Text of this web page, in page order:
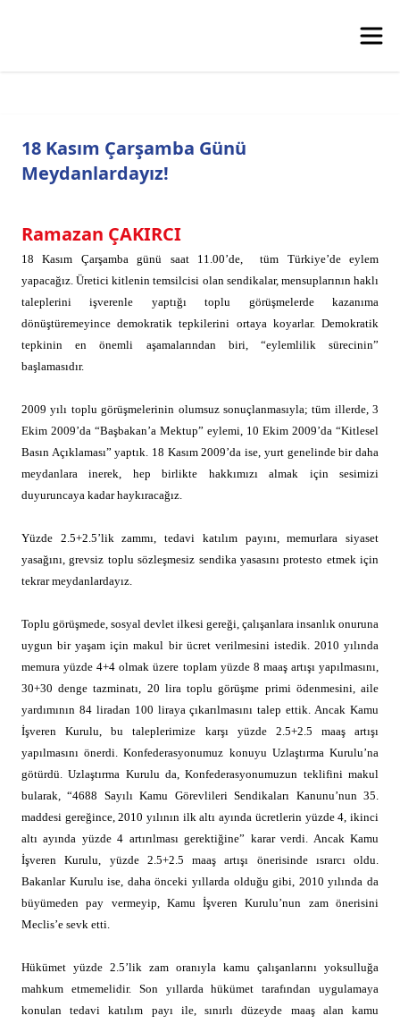
18 Kasım Çarşamba Günü
Meydanlardayız!
Ramazan ÇAKIRCI
18 Kasım Çarşamba günü saat 11.00’de,
tüm Türkiye’de eylem
yapacağız. Üretici kitlenin temsilcisi olan sendikalar, mensuplarının haklı
taleplerini işverenle yaptığı toplu görüşmelerde kazanıma
dönüştüremeyince demokratik tepkilerini ortaya koyarlar. Demokratik
tepkinin en önemli aşamalarından biri, “eylemlilik sürecinin”
başlamasıdır.
2009 yılı toplu görüşmelerinin olumsuz sonuçlanmasıyla; tüm illerde, 3
Ekim 2009’da “Başbakan’a Mektup” eylemi, 10 Ekim 2009’da “Kitlesel
Basın Açıklaması” yaptık. 18 Kasım 2009’da ise, yurt genelinde bir daha
meydanlara inerek, hep birlikte hakkımızı almak için sesimizi
duyuruncaya kadar haykıracağız.
Yüzde 2.5+2.5’lik zammı, tedavi katılım payını, memurlara siyaset
yasağını, grevsiz toplu sözleşmesiz sendika yasasını protesto etmek için
tekrar meydanlardayız.
Toplu görüşmede, sosyal devlet ilkesi gereği, çalışanlara insanlık onuruna
uygun bir yaşam için makul bir ücret verilmesini istedik. 2010 yılında
memura yüzde 4+4 olmak üzere toplam yüzde 8 maaş artışı yapılmasını,
30+30 denge tazminatı, 20 lira toplu görüşme primi ödenmesini, aile
yardımının 84 liradan 100 liraya çıkarılmasını talep ettik. Ancak Kamu
İşveren Kurulu, bu taleplerimize karşı yüzde 2.5+2.5 maaş artışı
yapılmasını önerdi. Konfederasyonumuz konuyu Uzlaştırma Kurulu’na
götürdü. Uzlaştırma Kurulu da, Konfederasyonumuzun teklifini makul
bularak, “4688 Sayılı Kamu Görevlileri Sendikaları Kanunu’nun 35.
maddesi gereğince, 2010 yılının ilk altı ayında ücretlerin yüzde 4, ikinci
altı ayında yüzde 4 artırılması gerektiğine” karar verdi. Ancak Kamu
İşveren Kurulu, yüzde 2.5+2.5 maaş artışı önerisinde ısrarcı oldu.
Bakanlar Kurulu ise, daha önceki yıllarda olduğu gibi, 2010 yılında da
büyümeden pay vermeyip, Kamu İşveren Kurulu’nun zam önerisini
Meclis’e sevk etti.
Hükümet yüzde 2.5’lik zam oranıyla kamu çalışanlarını yoksulluğa
mahkum etmemelidir. Son yıllarda hükümet tarafından uygulamaya
konulan tedavi katılım payı ile, sınırlı düzeyde maaş alan kamu